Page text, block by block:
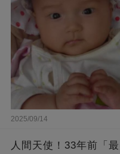
2025/09/14
人間天使！33年前「